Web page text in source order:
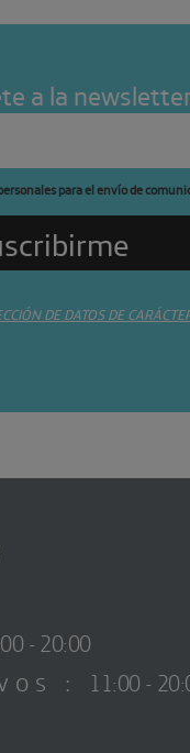
a la
para el envío de
DE DATOS DE
- 20:00
: 11:00 -